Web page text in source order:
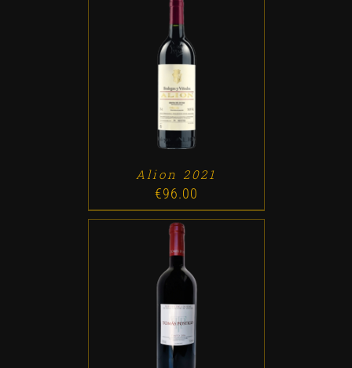
/
Alion 2021
€96.00
ADD TO CART /